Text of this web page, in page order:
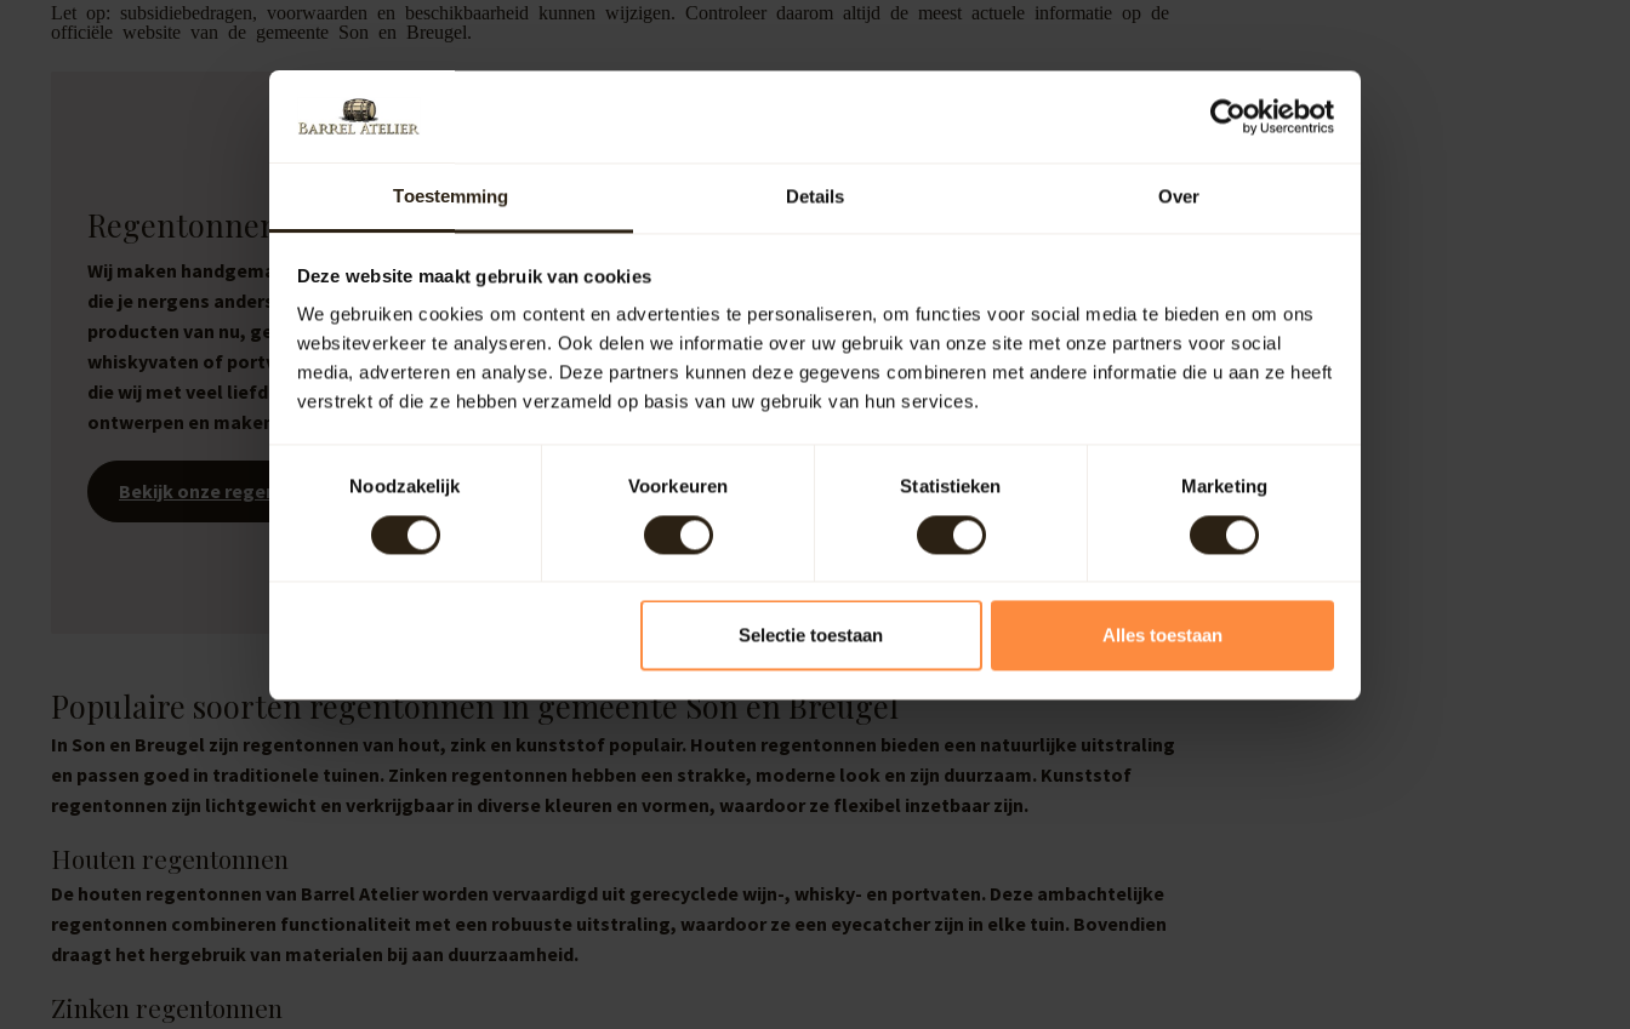
Toestemming Details Over
Deze website maakt gebruik van cookies
We gebruiken cookies om content en advertenties te personaliseren, om functies voor social media te bieden en om ons
websiteverkeer te analyseren. Ook delen we informatie over uw gebruik van onze site met onze partners voor social
media, adverteren en analyse. Deze partners kunnen deze gegevens combineren met andere informatie die u aan ze heeft
verstrekt of die ze hebben verzameld op basis van uw gebruik van hun services.
Toestemmingsselectie
Noodzakelijk
Voorkeuren Statistieken Marketing
Selectie toestaan Alles toestaan
Let op: subsidiebedragen, voorwaarden en beschikbaarheid kunnen wijzigen. Controleer daarom altijd de meest actuele informatie op de
officiële website van de gemeente Son en Breugel.
Regentonnen van Barrel Atelier
Wij maken handgemaakte regentonnen en meubelen
die je nergens anders vindt. Stoere, eerlijke
producten van nu, gemaakt van gebruikte wijnvaten,
whiskyvaten of portvaten. No-nonsense producten
die wij met veel liefde en enthousiasme zelf
ontwerpen en maken.
Bekijk onze regentonnen
Populaire soorten regentonnen in gemeente Son en Breugel
In Son en Breugel zijn regentonnen van hout, zink en kunststof populair. Houten regentonnen bieden een natuurlijke uitstraling
en passen goed in traditionele tuinen. Zinken regentonnen hebben een strakke, moderne look en zijn duurzaam. Kunststof
regentonnen zijn lichtgewicht en verkrijgbaar in diverse kleuren en vormen, waardoor ze flexibel inzetbaar zijn.
Houten regentonnen
De houten regentonnen van Barrel Atelier worden vervaardigd uit gerecyclede wijn-, whisky- en portvaten. Deze ambachtelijke
regentonnen combineren functionaliteit met een robuuste uitstraling, waardoor ze een eyecatcher zijn in elke tuin. Bovendien
draagt het hergebruik van materialen bij aan duurzaamheid.
Zinken regentonnen